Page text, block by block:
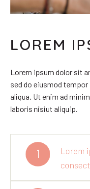
LOREM
Lorem ipsum dolor sit
sed do eiusmod
aliqua. Ut enim ad
laboris nisiut aliquip.
1
Lorem